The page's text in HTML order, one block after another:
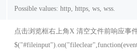
Possible values: http, https, ws, wss.
点击浏览框右上角X 清空文件前响应事